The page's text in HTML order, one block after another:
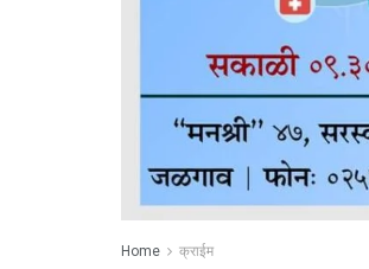
Home क्राईम